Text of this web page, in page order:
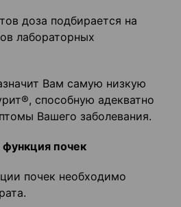
доза подбирается на
лабораторных
Вам самую низкую
способную адекватно
Вашего заболевания.
почек
почек необходимо